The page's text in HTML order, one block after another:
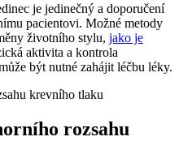
je jedinečný a doporučení
pacientovi. Možné metody
životního stylu, jako je
aktivita a kontrola
být nutné zahájit léčbu léky.
rozsahu